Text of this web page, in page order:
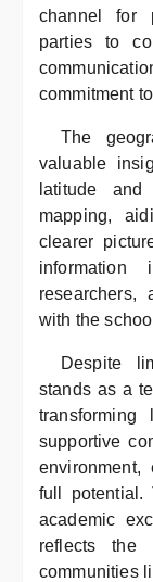
channel for
parties to
commitment
The
valuable
latitude
mapping,
clearer
researchers,
with the
Despite
stands as a
transforming
supportive
full potential.
academic
reflects the
communities